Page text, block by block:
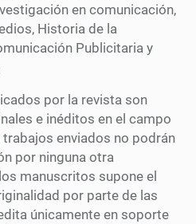
en comunicación,
Historia de la
Publicitaria y
por la revista son
e inéditos en el campo
enviados no podrán
por ninguna otra
manuscritos supone el
por parte de las
únicamente en soporte